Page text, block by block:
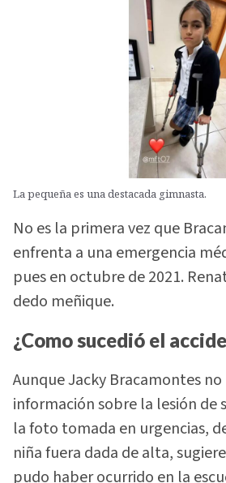
La pequeña es una destacada gimnasta.
No es la primera vez que
enfrenta a una emergencia
pues en octubre de 2021.
dedo meñique.
¿Como sucedió el
Aunque Jacky Bracamontes
información sobre la lesión de
la foto tomada en urgencias,
niña fuera dada de alta,
pudo haber ocurrido en la